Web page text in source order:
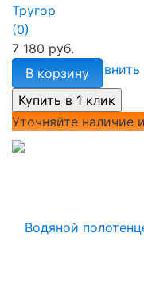
избранное сравнить
Тругор
(0)
7 180 руб.
В корзину
Уточняйте наличие